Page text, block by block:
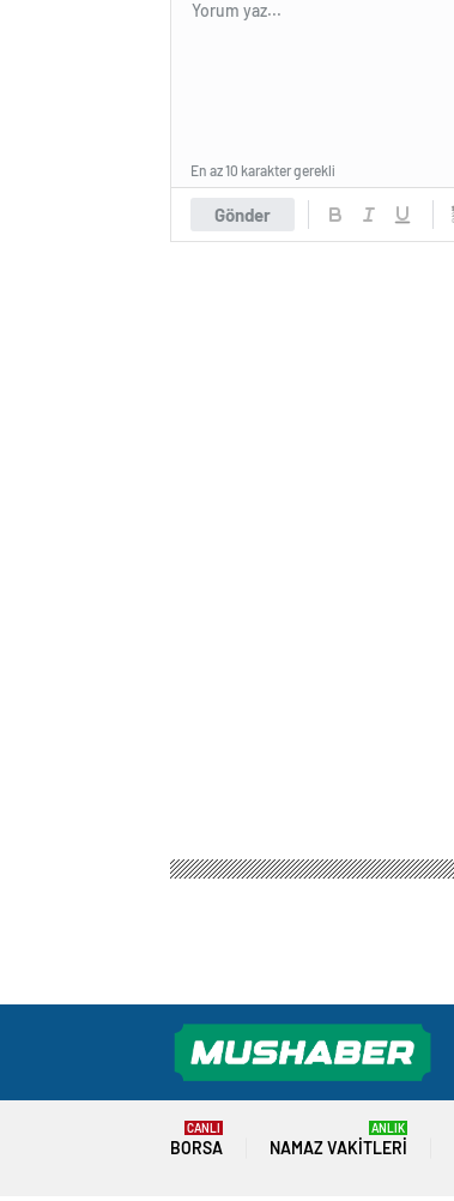
Gönder
En az 10 karakter gerekli
BORSA
CANLI
NAMAZ VAKITLERI
ANLIK